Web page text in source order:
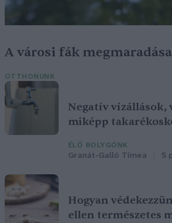
A városi fák
OTTHONUNK
Negatív vízállások,
miképp
ÉLŐ BOLYGÓNK
Granát-Galló Tímea 5
Hogyan
ellen természetes